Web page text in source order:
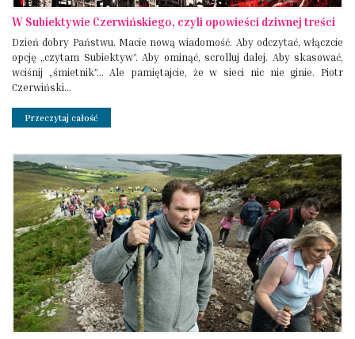
W Subiektywie Czerwińskiego, czyli opowieści dziwnej treści
Dzień dobry Państwu. Macie nową wiadomość. Aby odczytać, włączcie
opcję „czytam Subiektyw”. Aby ominąć, scrolluj dalej. Aby skasować,
wciśnij „śmietnik”... Ale pamiętajcie, że w sieci nic nie ginie. Piotr
Czerwiński...
Przeczytaj całość